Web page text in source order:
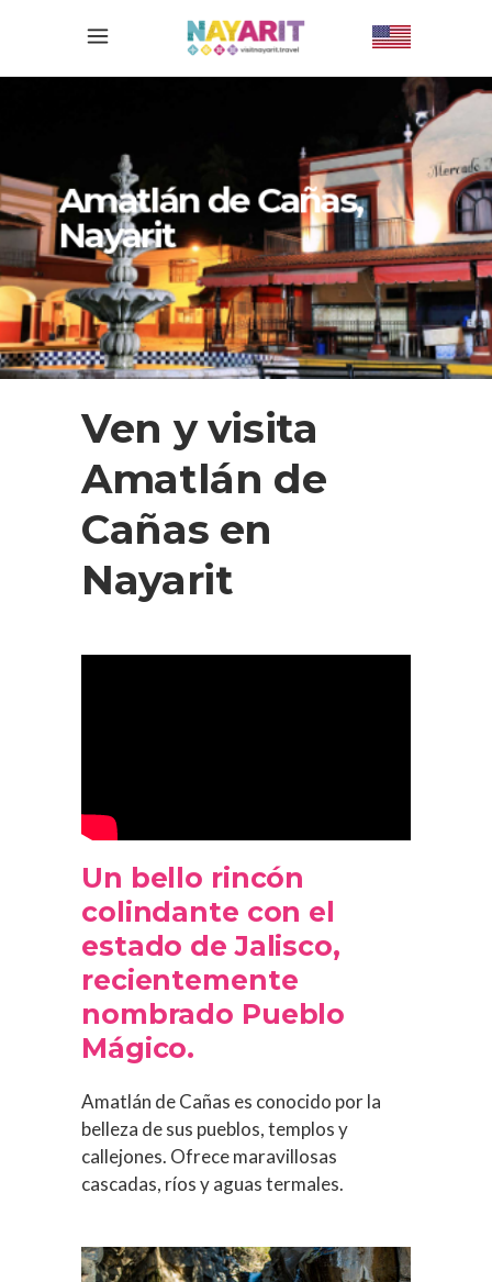
Amatlán de Cañas,
Nayarit
Ven y visita
Amatlán de
Cañas en
Nayarit
Un bello rincón
colindante con el
estado de Jalisco,
recientemente
nombrado Pueblo
Mágico.
Amatlán de Cañas es conocido por la
belleza de sus pueblos, templos y
callejones. Ofrece maravillosas
cascadas, ríos y aguas termales.